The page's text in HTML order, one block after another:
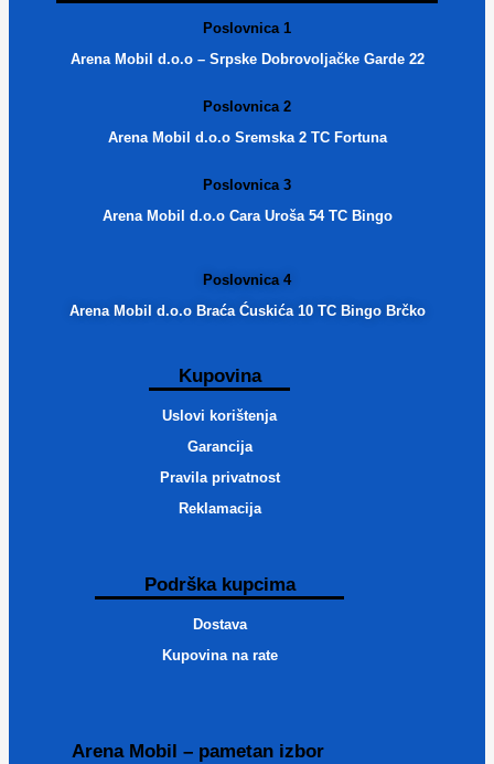
Poslovnica 1
Arena Mobil d.o.o – Srpske Dobrovoljačke Garde 22
Poslovnica 2
Arena Mobil d.o.o Sremska 2 TC Fortuna
Poslovnica 3
Arena Mobil d.o.o Cara Uroša 54 TC Bingo
Poslovnica 4
Arena Mobil d.o.o Braća Ćuskića 10 TC Bingo Brčko
Kupovina
Uslovi korištenja
Garancija
Pravila privatnost
Reklamacija
Podrška kupcima
Dostava
Kupovina na rate
Arena Mobil – pametan izbor